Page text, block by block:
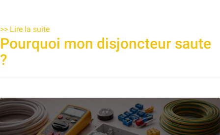
>> Lire la suite
Pourquoi mon disjoncteur saute
?